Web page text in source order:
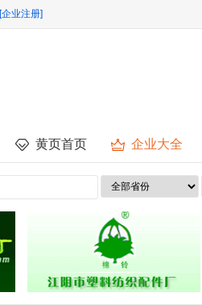
[企业注册]
黄页首页 企业大全